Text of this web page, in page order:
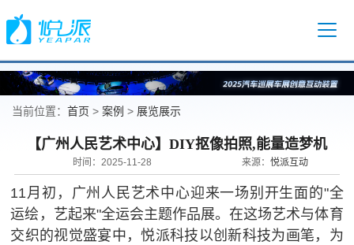
当前位置： 首页 > 案例 > 展览展示
【广州人民艺术中心】DIY抠像拍照,能量造梦机
时间：2025-11-28 来源： 悦派互动
11月初，广州人民艺术中心迎来一场别开生面的"全
运绘，艺起来"全运会主题作品展。在这场艺术与体育
交织的视觉盛宴中，悦派科技以创新科技为画笔，为